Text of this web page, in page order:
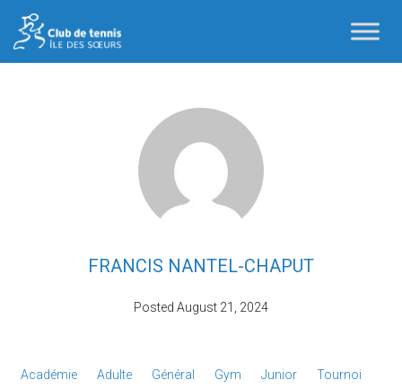
FRANCIS NANTEL-CHAPUT
Posted August 21, 2024
Académie Adulte Général Gym Junior Tournoi